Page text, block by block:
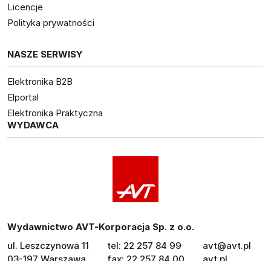
Licencje
Polityka prywatności
NASZE SERWISY
Elektronika B2B
Elportal
Elektronika Praktyczna
WYDAWCA
Wydawnictwo AVT-Korporacja Sp. z o.o.
ul. Leszczynowa 11
tel: 22 257 84 99
avt@avt.pl